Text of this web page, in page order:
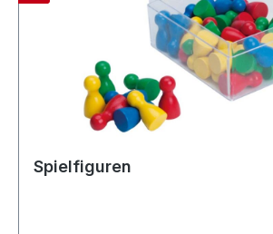
Spielfiguren